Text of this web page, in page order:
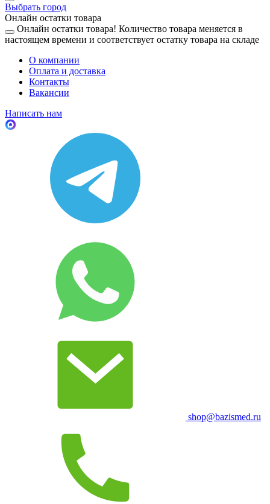
Выбрать город
Онлайн остатки товара
Онлайн остатки товара! Количество товара меняется в
настоящем времени и соответствует остатку товара на складе
О компании
Оплата и доставка
Контакты
Вакансии
Написать нам
shop@bazismed.ru